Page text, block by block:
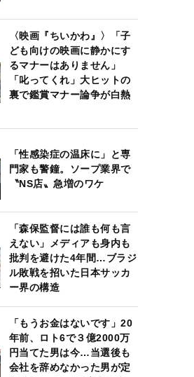
〈映画『ちいかわ』〉「子
ども向けの映画に静かにす
るマナーはありません」
「叱ってくれ」大ヒットの
裏で鑑賞マナー論争が白熱
「性感染症の温床に」と専
門家も警鐘。ソープ業界で
〝NS店〟急増のワケ
「森保監督には誰も何も言
えない」メディアも身内も
批判を避けた4年間…ブラジ
ル敗戦を招いた日本サッカ
ー界の構造
「もうお金はないです」20
年前、ロト6で３億2000万
円当てた男は今…当選後も
会社を辞めなかった男が定